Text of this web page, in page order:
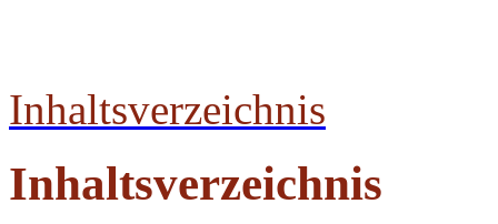
Inhaltsverzeichnis
Inhaltsverzeichnis